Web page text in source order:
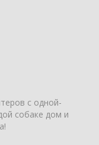
с одной-
собаке дом и